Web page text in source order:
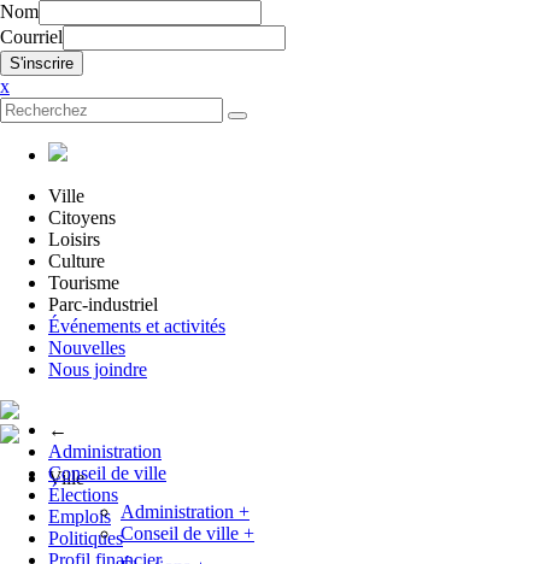
Nom
Courriel
x
Ville
Citoyens
Loisirs
Culture
Tourisme
Parc-industriel
Événements et activités
Nouvelles
Nous joindre
←
Administration
Conseil de ville
Élections
Emplois
Politiques
Profil financier
Ville
Administration +
Conseil de ville +